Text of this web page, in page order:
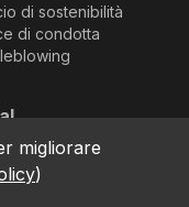
di sostenibilità
di condotta
Youtube
LinkedIn
migliorare
)